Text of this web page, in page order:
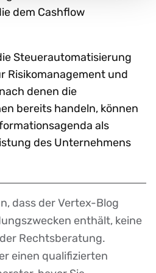
dem Cashflow
Steuerautomatisierung
Risikomanagement und
denen die
bereits handeln, können
als
des Unternehmens
dass der Vertex-Blog
enthält, keine
Rechtsberatung.
einen qualifizierten